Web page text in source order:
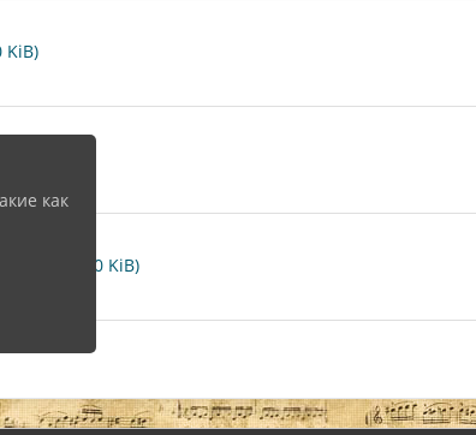
KiB)
(25.0 KiB)
как